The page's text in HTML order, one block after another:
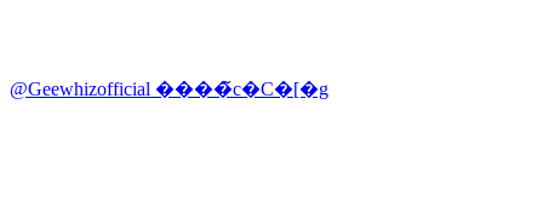
@Geewhizofficial ����̃c�C�[�g